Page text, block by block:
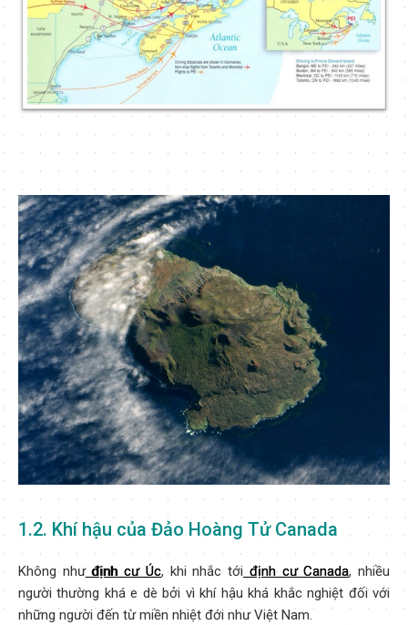
1.2. Khí hậu của Đảo Hoàng Tử Canada
Không nhưđịnh cư Úc, khi nhắc tới định cư Canada, nhiều
người thường khá e dè bởi vì khí hậu khá khắc nghiệt đối với
những người đến từ miền nhiệt đới như Việt Nam.